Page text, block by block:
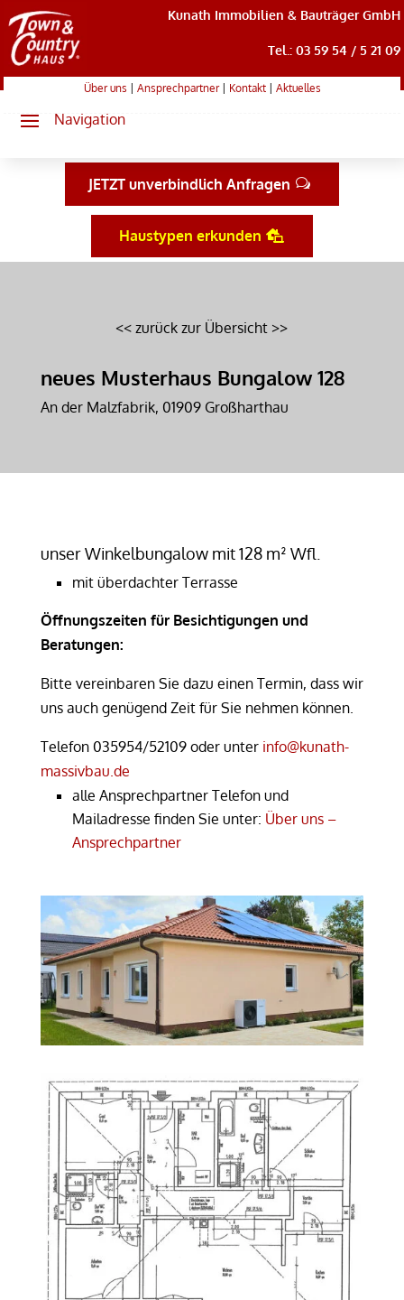
Kunath Immobilien & Bauträger GmbH
Tel.: 03 59 54 / 5 21 09
Über uns Ansprechpartner| Kontakt| Aktuelles
JETZT unverbindlich Anfragen
Haustypen erkunden
<< zurück zur Übersicht >>
neues Musterhaus Bungalow 128
An der Malzfabrik, 01909 Großharthau
unser Winkelbungalow mit 128 m² Wfl.
mit überdachter Terrasse
Öffnungszeiten für Besichtigungen und
Beratungen:
Bitte vereinbaren Sie dazu einen Termin, dass wir
uns auch genügend Zeit für Sie nehmen können.
Telefon 035954/52109 oder unter info@kunath-
massivbau.de
alle Ansprechpartner Telefon und
Mailadresse finden Sie unter: Über uns –
Ansprechpartner